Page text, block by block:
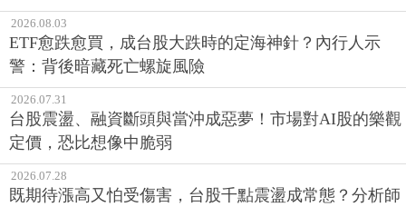
2026.08.03
ETF愈跌愈買，成台股大跌時的定海神針？內行人示
警：背後暗藏死亡螺旋風險
2026.07.31
台股震盪、融資斷頭與當沖成惡夢！市場對AI股的樂觀
定價，恐比想像中脆弱
2026.07.28
既期待漲高又怕受傷害，台股千點震盪成常態？分析師